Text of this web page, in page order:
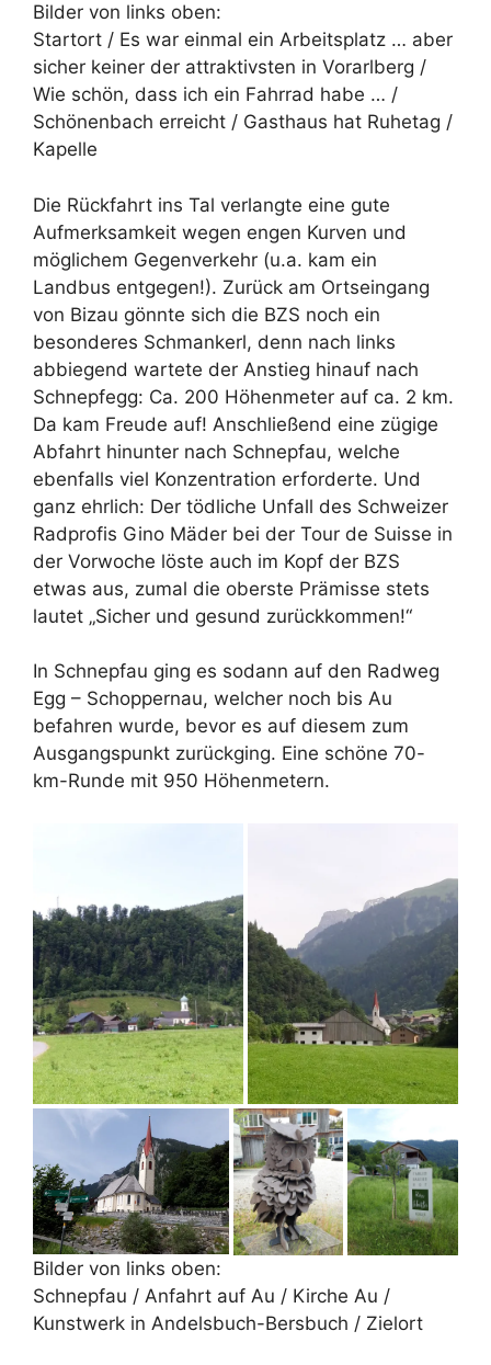
Bilder von links oben:
Startort / Es war einmal ein Arbeitsplatz … aber
sicher keiner der attraktivsten in Vorarlberg /
Wie schön, dass ich ein Fahrrad habe … /
Schönenbach erreicht / Gasthaus hat Ruhetag /
Kapelle
Die Rückfahrt ins Tal verlangte eine gute
Aufmerksamkeit wegen engen Kurven und
möglichem Gegenverkehr (u.a. kam ein
Landbus entgegen!). Zurück am Ortseingang
von Bizau gönnte sich die BZS noch ein
besonderes Schmankerl, denn nach links
abbiegend wartete der Anstieg hinauf nach
Schnepfegg: Ca. 200 Höhenmeter auf ca. 2 km.
Da kam Freude auf! Anschließend eine zügige
Abfahrt hinunter nach Schnepfau, welche
ebenfalls viel Konzentration erforderte. Und
ganz ehrlich: Der tödliche Unfall des Schweizer
Radprofis Gino Mäder bei der Tour de Suisse in
der Vorwoche löste auch im Kopf der BZS
etwas aus, zumal die oberste Prämisse stets
lautet „Sicher und gesund zurückkommen!“
In Schnepfau ging es sodann auf den Radweg
Egg – Schoppernau, welcher noch bis Au
befahren wurde, bevor es auf diesem zum
Ausgangspunkt zurückging. Eine schöne 70-
km-Runde mit 950 Höhenmetern.
Bilder von links oben:
Schnepfau / Anfahrt auf Au / Kirche Au /
Kunstwerk in Andelsbuch-Bersbuch / Zielort